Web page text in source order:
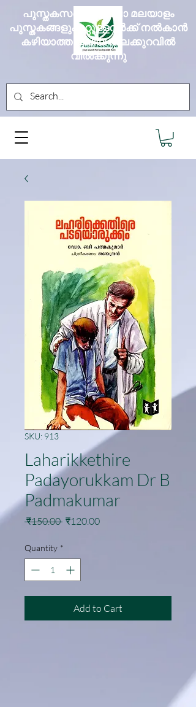
പുസ്തകസദ്യ എല്ലാ മലയാളം
പുസ്തകങ്ങളും മറ്റുള്ളവർക്ക് നൽകാൻ
കഴിയാത്ത വലിയ വിലക്കുറവിൽ
വിൽക്കുന്നു
SKU: 913
Laharikkethire
Padayorukkam Dr B
Padmakumar
₹150.00 Regular
₹120.00Sale
Quantity *
Add to Cart